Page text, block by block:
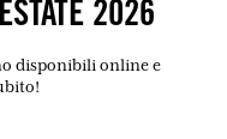
2026
disponibili online e